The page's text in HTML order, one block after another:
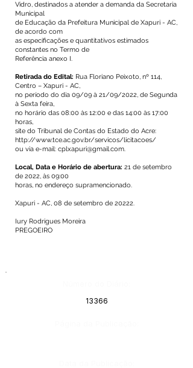
Vidro, destinados a atender a demanda da Secretaria
Municipal
de Educação da Prefeitura Municipal de Xapuri - AC,
de acordo com
as especificações e quantitativos estimados
constantes no Termo de
Referência anexo I.
Retirada do Edital: Rua Floriano Peixoto, nº 114,
Centro – Xapuri - AC,
no período do dia 09/09 à 21/09/2022, de Segunda
à Sexta feira,
no horário das 08:00 às 12:00 e das 14:00 às 17:00
horas,
site do Tribunal de Contas do Estado do Acre:
http://www.tce.ac.gov.br/servicos/licitacoes/
ou via e-mail: cplxapuri@gmail.com.
Local, Data e Horário de abertura: 21 de setembro
de 2022, às 09:00
horas, no endereço supramencionado.
Xapuri - AC, 08 de setembro de 20222.
Iury Rodrigues Moreira
PREGOEIRO
13366